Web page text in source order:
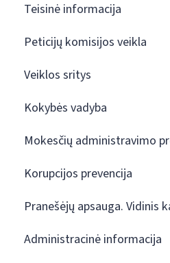
Teisinė informacija
Peticijų komisijos veikla
Veiklos sritys
Kokybės vadyba
Mokesčių administravimo
Korupcijos prevencija
Pranešėjų apsauga. Vidinis
Administracinė informacija